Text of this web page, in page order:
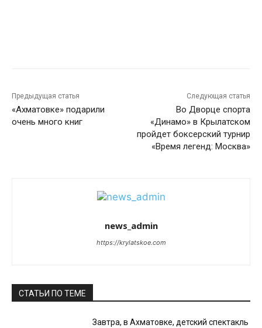
Предыдущая статья
«Ахматовке» подарили
очень много книг
Следующая статья
Во Дворце спорта
«Динамо» в Крылатском
пройдет боксерский турнир
«Время легенд: Москва»
news_admin
https://krylatskoe.com
СТАТЬИ ПО ТЕМЕ
Завтра, в Ахматовке, детский спектакль